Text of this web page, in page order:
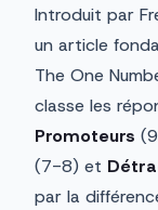
Introduit par
un article
The One
classe les
Promoteurs
(7-8) et
par la